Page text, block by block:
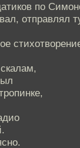
по
отправлял